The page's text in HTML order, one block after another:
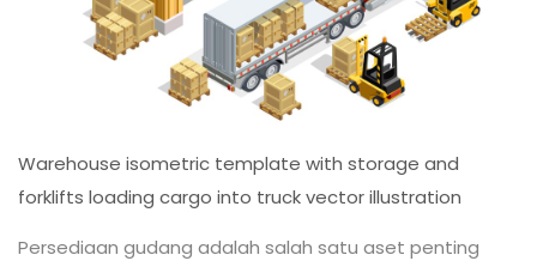
Warehouse isometric template with storage and
forklifts loading cargo into truck vector illustration
Persediaan gudang adalah salah satu aset penting